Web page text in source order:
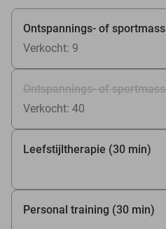
Ontspannings- of
Verkocht: 9
Ontspannings- of
Verkocht: 40
Leefstijltherapie (30 min)
Personal training (30 min)